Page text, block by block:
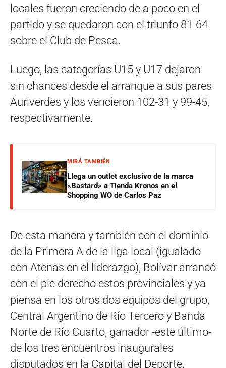
locales fueron creciendo de a poco en el
partido y se quedaron con el triunfo 81-64
sobre el Club de Pesca.
Luego, las categorías U15 y U17 dejaron
sin chances desde el arranque a sus pares
Auriverdes y los vencieron 102-31 y 99-45,
respectivamente.
MIRÁ TAMBIÉN
Llega un outlet exclusivo de la marca
«Bastard» a Tienda Kronos en el
Shopping WO de Carlos Paz
De esta manera y también con el dominio
de la Primera A de la liga local (igualado
con Atenas en el liderazgo), Bolívar arrancó
con el pie derecho estos provinciales y ya
piensa en los otros dos equipos del grupo,
Central Argentino de Río Tercero y Banda
Norte de Río Cuarto, ganador -este último-
de los tres encuentros inaugurales
disputados en la Capital del Deporte.